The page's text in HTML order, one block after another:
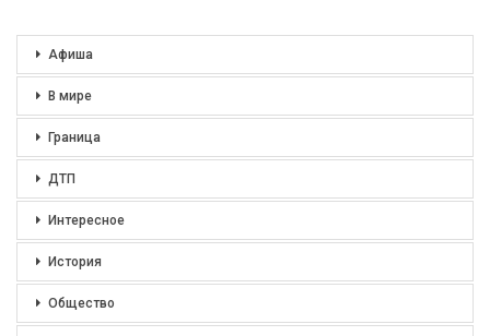
Афиша
В мире
Граница
ДТП
Интересное
История
Общество